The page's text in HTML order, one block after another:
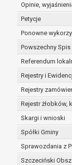
Opinie,
Petycje
Ponowne
Powszechny Spis
Referendum
Rejestry i
Rejestry
Rejestr
Skargi i wnioski
Spółki Gminy
Sprawozdania z
Szczeciński
w